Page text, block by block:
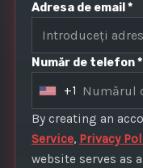
Adresa de email *
Număr de telefon *
U
n
i
t
+1
By creating an
Service, Privacy
website serves as